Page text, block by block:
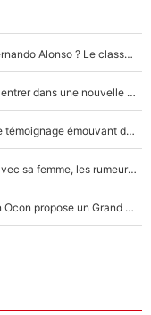
Max Verstappen, Lewis Hamilton… et bientôt Fernando Alonso ? Le classement des pilotes les mieux payés en Formule 1 risque de changer !
F1 - Alpine signe un accord «impensable» et va entrer dans une nouvelle dimension : Grande nouvelle pour Pierre Gasly !
F1 : « Je lui ai fait un câlin, puis j’ai dû partir...», le témoignage émouvant de Max Verstappen sur sa fille
F1 : Charles Leclerc surpris par les paparazzis avec sa femme, les rumeurs étaient vraies !
Comme pour le final du Tour de France, Esteban Ocon propose un Grand Prix de Formule 1 à Paris : «Autour de l’Arc de Triomphe, ce serait génial» !